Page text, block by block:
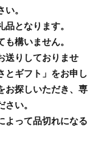
。
となります。
構いません。
送りしておりませ
とギフト」をお申し
お探しいただき、専
い。
よって品切れになる